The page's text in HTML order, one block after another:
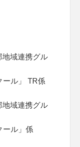
地域連携グル
ール」 TR係
地域連携グル
ール」係